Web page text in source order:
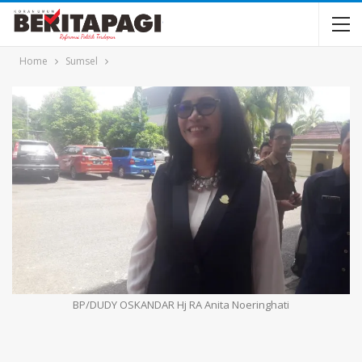
Home Sumsel
BP/DUDY OSKANDAR Hj RA Anita Noeringhati